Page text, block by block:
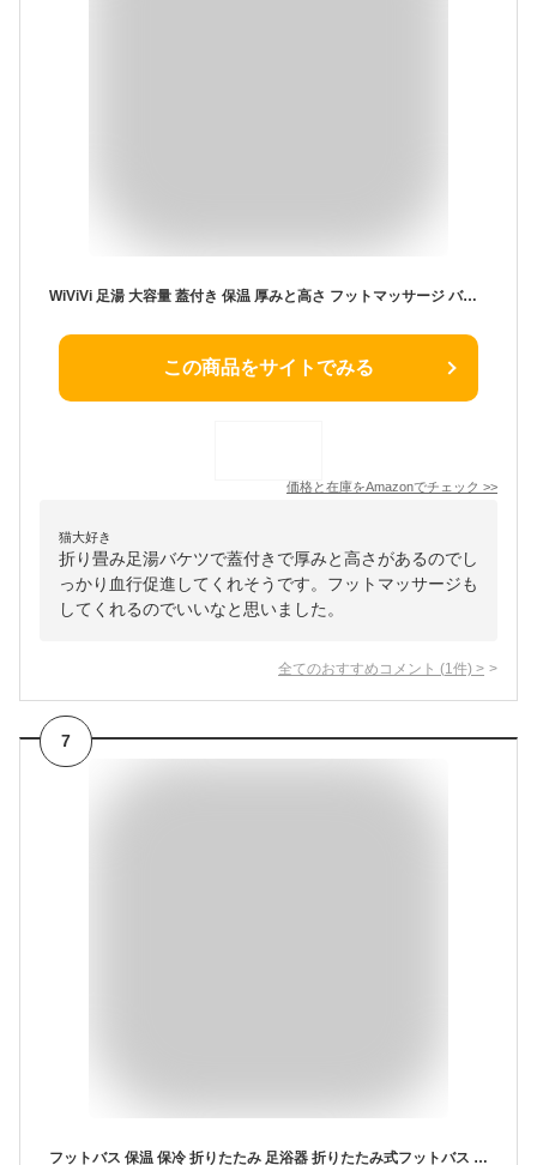
WiViVi 足湯 大容量 蓋付き 保温 厚みと高さ フットマッサージ バケツ フットバス マシン 足湯器 折りたたみ 泡脚桶 足湯 フットバスマッサージャー 折りたたみバケツ（イエロー）
この商品をサイトでみる
価格と在庫をAmazonでチェック >>
猫大好き
折り畳み足湯バケツで蓋付きで厚みと高さがあるのでし
っかり血行促進してくれそうです。フットマッサージも
してくれるのでいいなと思いました。
全てのおすすめコメント (1 件) >
7
フットバス 保温 保冷 折りたたみ 足浴器 折りたたみ式フットバス 保温フットバス 氷水 夏も使用可 夏 足湯 足つぼ バブルジェット付 バブル 折り畳み 電気 癒し コンパクト 疲れた足に グリーン ホワイト MA-818 リラックス